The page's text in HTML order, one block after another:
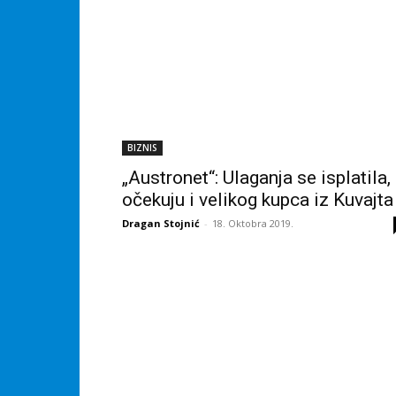
BIZNIS
„Austronet“: Ulaganja se isplatila,
očekuju i velikog kupca iz Kuvajta
Dragan Stojnić - 18. Oktobra 2019.